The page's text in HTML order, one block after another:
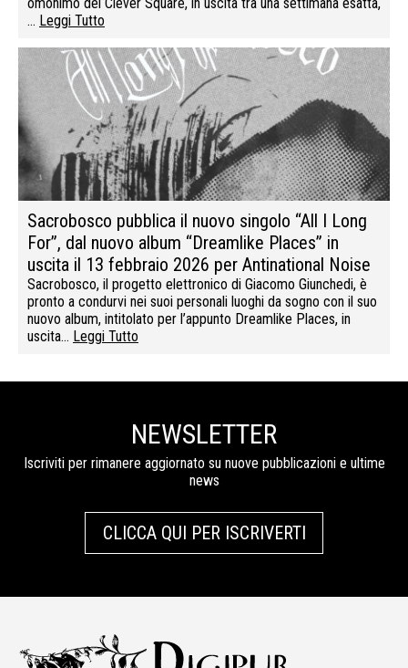
… Leggi Tutto
Sacrobosco pubblica il nuovo singolo “All I Long
For”, dal nuovo album “Dreamlike Places” in
uscita il 13 febbraio 2026 per Antinational Noise
Sacrobosco, il progetto elettronico di Giacomo Giunchedi, è
pronto a condurvi nei suoi personali luoghi da sogno con il suo
nuovo album, intitolato per l’appunto Dreamlike Places, in
uscita… Leggi Tutto
NEWSLETTER
Iscriviti per rimanere aggiornato su nuove pubblicazioni e ultime
news
CLICCA QUI PER ISCRIVERTI